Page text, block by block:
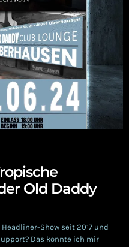
Old Daddy
Headliner-Show seit 2017 und
Das konnte ich mir